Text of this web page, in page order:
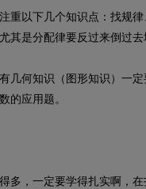
以下几个知识点：找规律
其是分配律要反过来倒过
何知识（图形知识）一定
的应用题。
，一定要学得扎实啊，在